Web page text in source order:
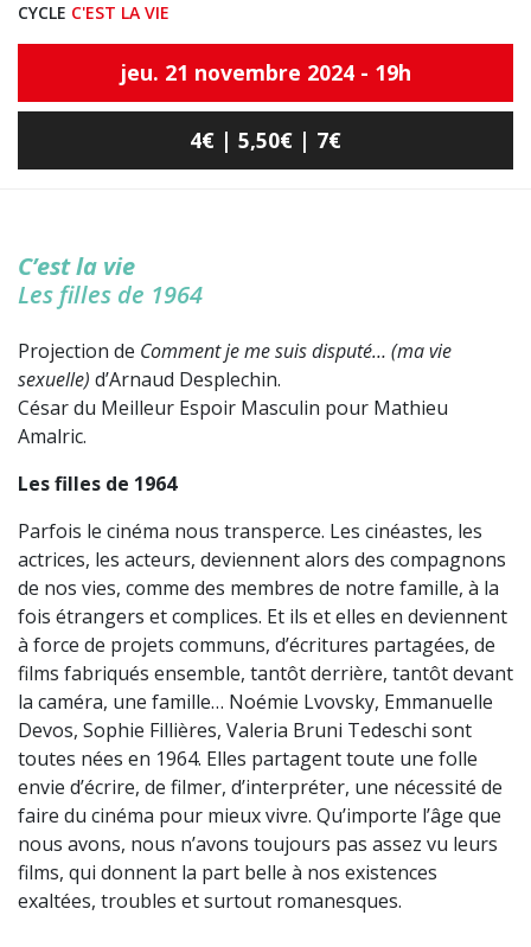
CYCLE C'EST LA VIE
jeu. 21 novembre 2024 - 19h
4€ | 5,50€ | 7€
C’est la vie
Les filles de 1964
Projection de Comment je me suis disputé… (ma vie
sexuelle) d’Arnaud Desplechin.
César du Meilleur Espoir Masculin pour Mathieu
Amalric.
Les filles de 1964
Parfois le cinéma nous transperce. Les cinéastes, les
actrices, les acteurs, deviennent alors des compagnons
de nos vies, comme des membres de notre famille, à la
fois étrangers et complices. Et ils et elles en deviennent
à force de projets communs, d’écritures partagées, de
films fabriqués ensemble, tantôt derrière, tantôt devant
la caméra, une famille… Noémie Lvovsky, Emmanuelle
Devos, Sophie Fillières, Valeria Bruni Tedeschi sont
toutes nées en 1964. Elles partagent toute une folle
envie d’écrire, de filmer, d’interpréter, une nécessité de
faire du cinéma pour mieux vivre. Qu’importe l’âge que
nous avons, nous n’avons toujours pas assez vu leurs
films, qui donnent la part belle à nos existences
exaltées, troubles et surtout romanesques.